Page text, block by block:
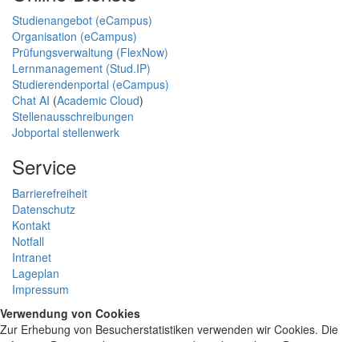
Studienangebot (eCampus)
Organisation (eCampus)
Prüfungsverwaltung (FlexNow)
Lernmanagement (Stud.IP)
Studierendenportal (eCampus)
Chat AI (Academic Cloud)
Stellenausschreibungen
Jobportal stellenwerk
Service
Barrierefreiheit
Datenschutz
Kontakt
Notfall
Intranet
Lageplan
Impressum
Verwendung von Cookies
Zur Erhebung von Besucherstatistiken verwenden wir Cookies. Die